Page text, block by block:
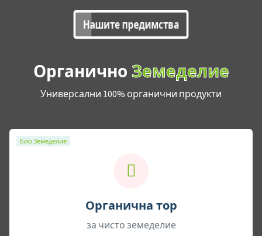
Нашите предимства
Органично Земеделие
Универсални 100% органични продукти
Био Земеделие
Органична тор
за чисто земеделие